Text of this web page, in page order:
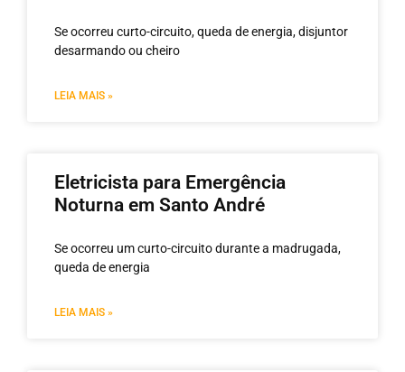
Se ocorreu curto-circuito, queda de energia, disjuntor
desarmando ou cheiro
LEIA MAIS »
Eletricista para Emergência
Noturna em Santo André
Se ocorreu um curto-circuito durante a madrugada,
queda de energia
LEIA MAIS »